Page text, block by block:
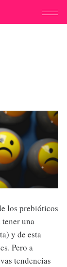
los prebióticos
una
y de esta
Pero a
tendencias